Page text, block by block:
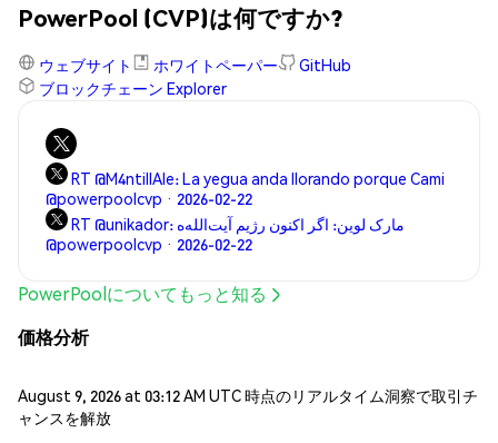
PowerPool (CVP)は何ですか?
ウェブサイト ホワイトペーパー
GitHub
ブロックチェーン Explorer
RT @M4ntillAle: La yegua anda llorando porque Cami
@powerpoolcvp · 2026-02-22
RT @unikador: مارک لوین: اگر اکنون رژیم آیت‌الله‌ه
@powerpoolcvp · 2026-02-22
PowerPoolについてもっと知る
価格分析
August 9, 2026 at 03:12 AM UTC 時点のリアルタイム洞察で取引チ
ャンスを解放